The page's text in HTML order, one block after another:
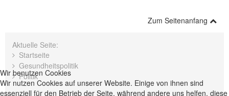
Zum Seitenanfang
Aktuelle Seite:
Startseite
Gesundheitspolitik
Politik
Wir benutzen Cookies
Wir nutzen Cookies auf unserer Website. Einige von ihnen sind
essenziell für den Betrieb der Seite, während andere uns helfen, diese